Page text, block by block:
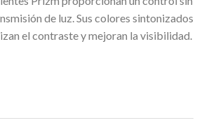
de luz. Sus colores sintonizados
el contraste y mejoran la visibilidad.